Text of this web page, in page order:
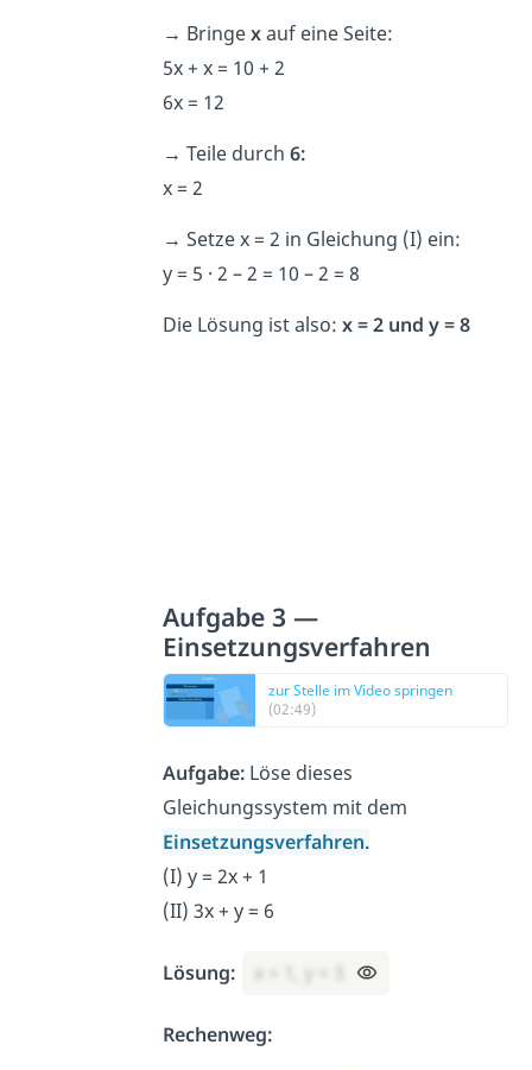
→ Bringexauf eine Seite:
5x + x = 10 + 2
6x = 12
→Teile durch6:
x = 2
→Setze x = 2 in Gleichung (I) ein:
y = 5 · 2 – 2 = 10 – 2 = 8
Die Lösung ist also:x = 2 und y = 8
Aufgabe 3 —
Einsetzungsverfahren
zur Stelle im Video springen
(02:49)
Aufgabe: Löse dieses
Gleichungssystem mit dem
Einsetzungsverfahren.
(I) y = 2x + 1
(II) 3x + y = 6
Lösung: x = 1, y = 3
Rechenweg: